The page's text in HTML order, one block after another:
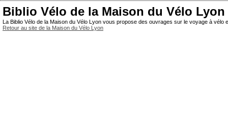
Biblio Vélo de la Maison du Vélo Lyon
La Biblio Vélo de la Maison du Vélo Lyon vous propose des ouvrages sur le voyage à
Retour au site de la Maison du Vélo Lyon